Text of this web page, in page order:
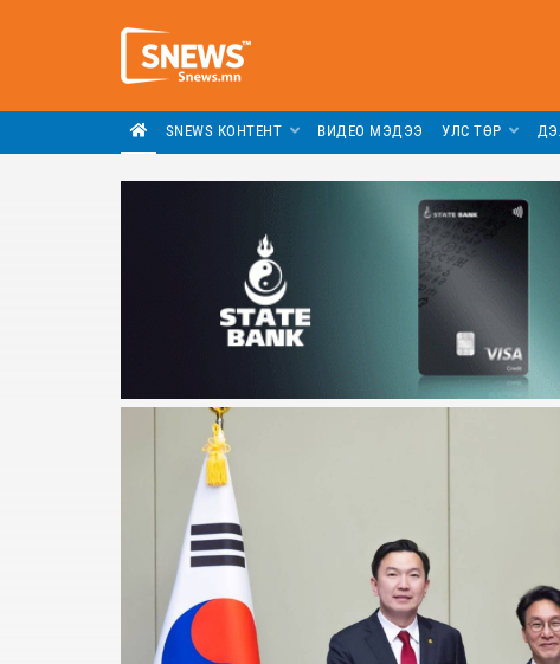
SNEWS КОНТЕНТ ВИДЕО МЭДЭЭ УЛС ТӨР